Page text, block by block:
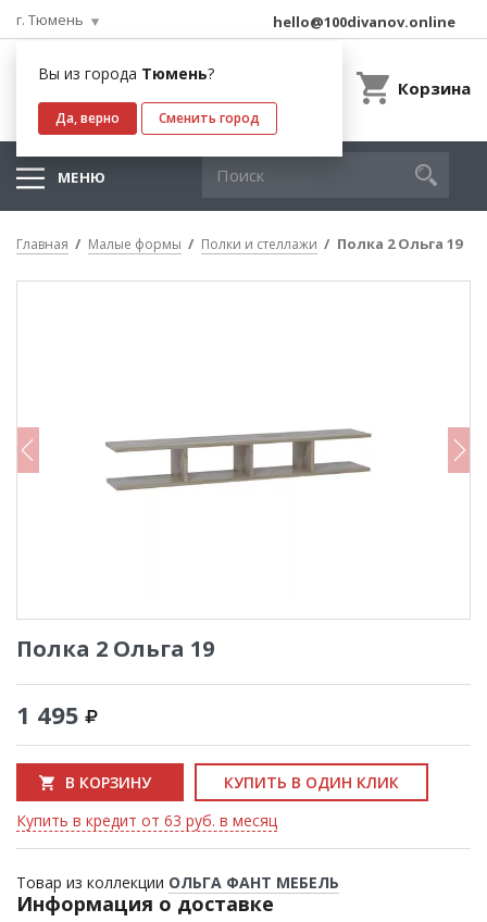
г. Тюмень
Вы из города Тюмень?
Да, верно Сменить город
hello@100divanov.online
Корзина
МЕНЮ
Главная Малые формы Полки и стеллажи Полка 2 Ольга 19
Полка 2 Ольга 19
1 495
В КОРЗИНУ
КУПИТЬ В ОДИН КЛИК
Купить в кредит от 63 руб. в месяц
Товар из коллекции ОЛЬГА ФАНТ МЕБЕЛЬ
Информация о доставке